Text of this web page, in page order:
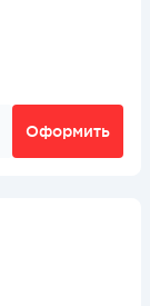
Оформить